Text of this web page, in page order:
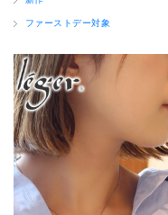
ファーストデー対象